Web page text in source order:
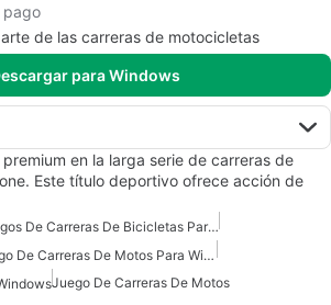
pago
de las carreras de motocicletas
para Windows
en la larga serie de carreras de
Este título deportivo ofrece acción de
Juegos De Carreras De Bicicletas Para Windows
Juego De Carreras De Motos Para Windows
Juego De Carreras De Motos